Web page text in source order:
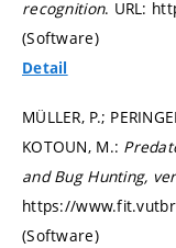
recognition. URL:
(Software)
Detail
MÜLLER, P.;
KOTOUN, M.:
and Bug Hunting,
https://
(Software)